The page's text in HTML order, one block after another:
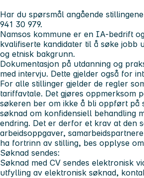
Har du spørsmål angående
941 30 979.
Namsos kommune er en IA-bedrift
kvalifiserte kandidater til å søke jobb
og etnisk bakgrunn.
Dokumentasjon på utdanning og
med intervju. Dette gjelder også for
For alle stillinger gjelder de regler
tariffavtale. Det gjøres oppmerksom
søkeren ber om ikke å bli oppført på
søknad om konfidensiell behandling
endring. Det er derfor et krav at den
arbeidsoppgaver,
ha fortrinn av stilling, bes opplyse
Søknad sendes:
Søknad med CV sendes elektronisk
utfylling av elektronisk søknad,